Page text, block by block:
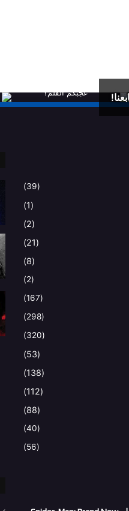
(39)
(1)
(2)
(21)
(8)
(2)
(167)
(298)
(320)
(53)
(138)
(112)
(88)
(40)
(56)